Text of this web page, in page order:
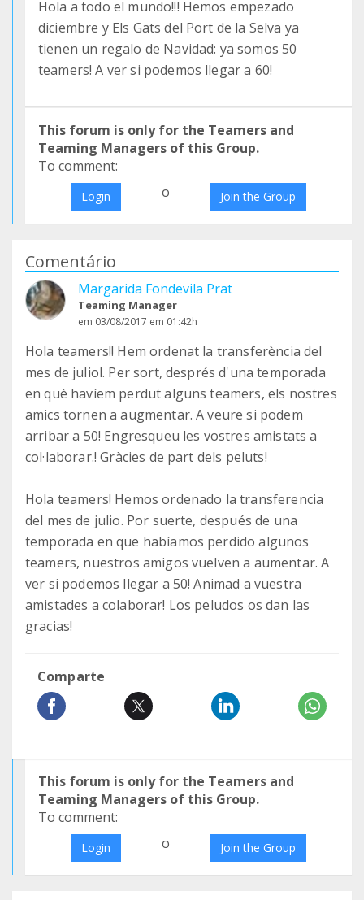
Hola a todo el mundo!!! Hemos empezado
diciembre y Els Gats del Port de la Selva ya
tienen un regalo de Navidad: ya somos 50
teamers! A ver si podemos llegar a 60!
This forum is only for the Teamers and
Teaming Managers of this Group.
To comment:
Login o Join the Group
Comentário
Margarida Fondevila Prat
Teaming Manager
em 03/08/2017 em 01:42h
Hola teamers!! Hem ordenat la transferència del
mes de juliol. Per sort, després d'una temporada
en què havíem perdut alguns teamers, els nostres
amics tornen a augmentar. A veure si podem
arribar a 50! Engresqueu les vostres amistats a
col·laborar.! Gràcies de part dels peluts!
Hola teamers! Hemos ordenado la transferencia
del mes de julio. Por suerte, después de una
temporada en que habíamos perdido algunos
teamers, nuestros amigos vuelven a aumentar. A
ver si podemos llegar a 50! Animad a vuestra
amistades a colaborar! Los peludos os dan las
gracias!
Comparte
This forum is only for the Teamers and
Teaming Managers of this Group.
To comment:
Login o Join the Group